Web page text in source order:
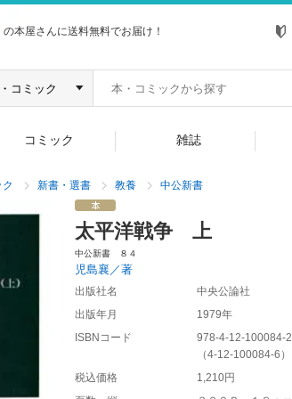
本屋さんに送料無料でお届け！
コミック 雑誌
新書・選書 教養 中公新書
太平洋戦争 上
中公新書 ８４
児島襄／著
出版社名
中央公論社
出版年月
1979年
ISBNコード
978-4-12-100084-2
（4-12-100084-6 ）
税込価格
1,210円